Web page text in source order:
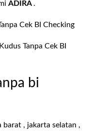
ADIRA .
Cek BI Checking
Tanpa Cek BI
bi
barat , jakarta selatan ,